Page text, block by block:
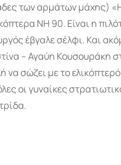
των αρμάτων μάχης)
NH 90. Είναι η
έβγαλε σέλφι. Και
– Αγαύη Κουσουράκη
να σώζει με το
οι γυναίκες